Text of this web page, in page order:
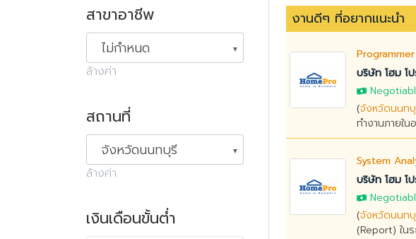
งานดีๆ ที่อยากแนะนำ
บริษัท โฮม โ
(จังหวัดนนท
ทำงานภายใน
System
บริษัท โฮม โ
(จังหวัดนนท
(Report) ใน
สาขาอาชีพ
ไม่กำหนด
ล้างค่า
สถานที่
จังหวัดนนทบุรี
ล้างค่า
เงินเดือนขั้นต่ำ